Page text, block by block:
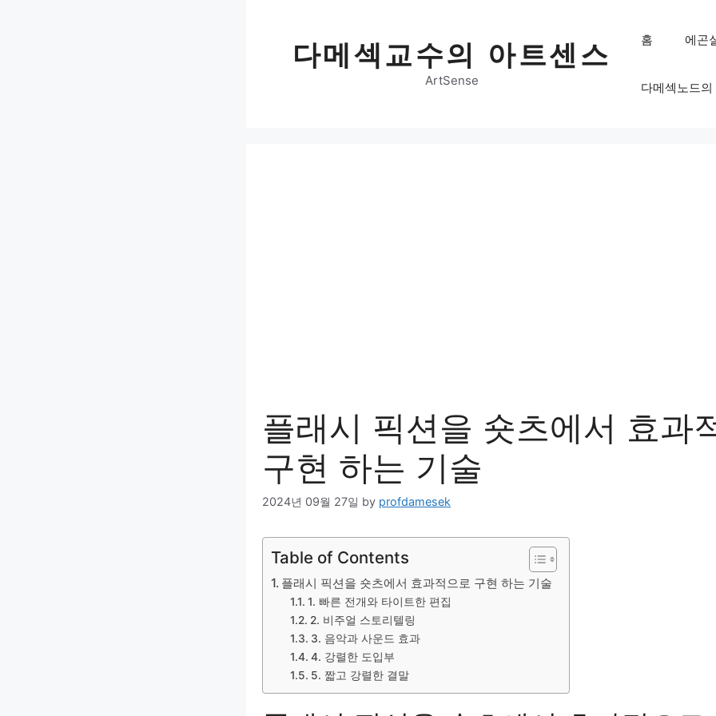
다메섹교수의 아트센스
ArtSense
홈 에곤
다메섹노드의
플래시 픽션을 숏츠에서 효과
구현 하는 기술
2024년 09월 27일 by profdamesek
Table of Contents
플래시 픽션을 숏츠에서 효과적으로 구현 하는 기술
1. 빠른 전개와 타이트한 편집
2. 비주얼 스토리텔링
3. 음악과 사운드 효과
4. 강렬한 도입부
5. 짧고 강렬한 결말